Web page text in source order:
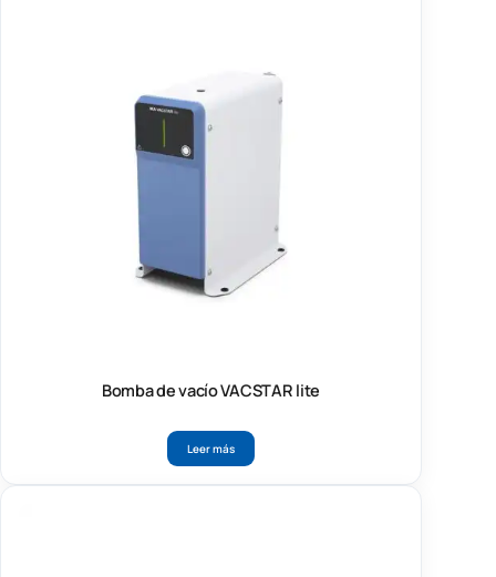
Bomba de vacío VACSTAR lite
Leer más